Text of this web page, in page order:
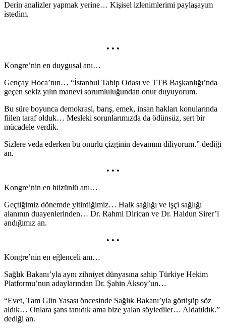
Derin analizler yapmak yerine… Kişisel izlenimlerimi paylaşayım
istedim.
• • •
Kongre’nin en duygusal anı…
Gençay Hoca’nın… “İstanbul Tabip Odası ve TTB Başkanlığı’nda
geçen sekiz yılın manevi sorumluluğundan onur duyuyorum.
Bu süre boyunca demokrasi, barış, emek, insan hakları konularında
fiilen taraf olduk… Mesleki sorunlarımızda da ödünsüz, sert bir
mücadele verdik.
Sizlere veda ederken bu onurlu çizginin devamını diliyorum.” dediği
an.
• • •
Kongre’nin en hüzünlü anı…
Geçtiğimiz dönemde yitirdiğimiz… Halk sağlığı ve işçi sağlığı
alanının duayenlerinden… Dr. Rahmi Dirican ve Dr. Haldun Sirer’i
andığımız an.
• • •
Kongre’nin en eğlenceli anı…
Sağlık Bakanı’yla aynı zihniyet dünyasına sahip Türkiye Hekim
Platformu’nun adaylarından Dr. Şahin Aksoy’un…
“Evet, Tam Gün Yasası öncesinde Sağlık Bakanı’yla görüşüp söz
aldık… Onlara şans tanıdık ama bize yalan söylediler… Aldatıldık.”
dediği an.